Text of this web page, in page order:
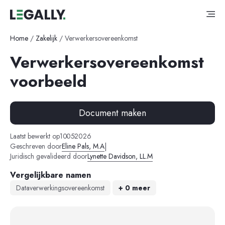
Home / Zakelijk / Verwerkersovereenkomst
Verwerkersovereenkomst
voorbeeld
Document maken
Laatst bewerkt op10-05-2026
Geschreven doorEline Pals, M.A|
Juridisch gevalideerd doorLynette Davidson, LL.M
Vergelijkbare namen
Dataverwerkingsovereenkomst + 0 meer